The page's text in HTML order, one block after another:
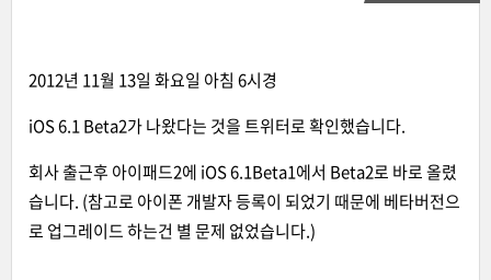
2012년 11월 13일 화요일 아침 6시경
iOS 6.1 Beta2가 나왔다는 것을 트위터로 확인했습니다.
회사 출근후 아이패드2에 iOS 6.1Beta1에서 Beta2로 바로 올렸
습니다. (참고로 아이폰 개발자 등록이 되었기 때문에 베타버전으
로 업그레이드 하는건 별 문제 없었습니다.)